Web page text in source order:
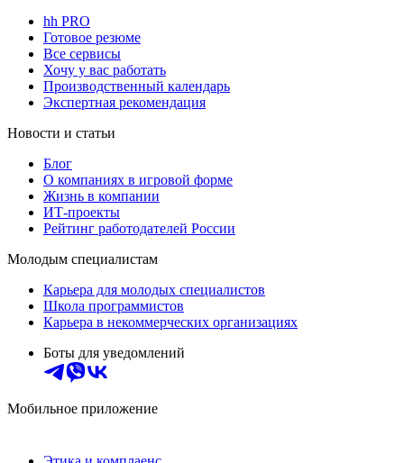
hh PRO
Готовое резюме
Все сервисы
Хочу у вас работать
Производственный календарь
Экспертная рекомендация
Новости и статьи
Блог
О компаниях в игровой форме
Жизнь в компании
ИТ-проекты
Рейтинг работодателей России
Молодым специалистам
Карьера для молодых специалистов
Школа программистов
Карьера в некоммерческих организациях
Боты для уведомлений
Мобильное приложение